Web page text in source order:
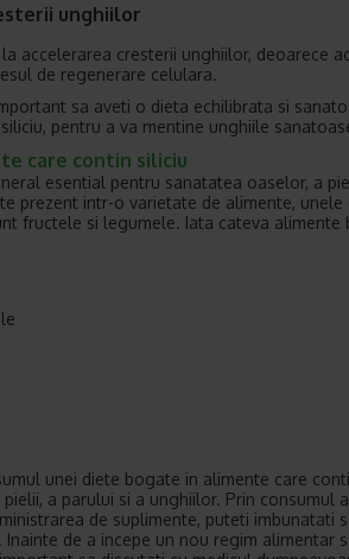
unghiilor
accelerarea cresterii unghiilor, deoarece
de regenerare celulara.
sa aveti o dieta echilibrata si
pentru a va mentine unghiile
care contin siliciu
esential pentru sanatatea oaselor, a
prezent intr-o varietate de alimente, unele
fructele si legumele. Iata cateva alimente
unei diete bogate in alimente care
a parului si a unghiilor. Prin consumul
de suplimente, puteti imbunatati
de a incepe un nou regim alimentar